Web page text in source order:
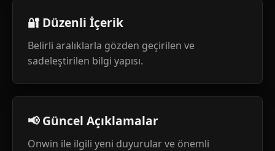
🔐 Düzenli İçerik
Belirli aralıklarla gözden geçirilen ve
sadeleştirilen bilgi yapısı.
📢 Güncel Açıklamalar
Onwin ile ilgili yeni duyurular ve önemli